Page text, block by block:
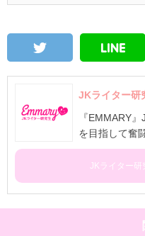
JKライター研
『EMMARY
を目指して奮
JKライター研